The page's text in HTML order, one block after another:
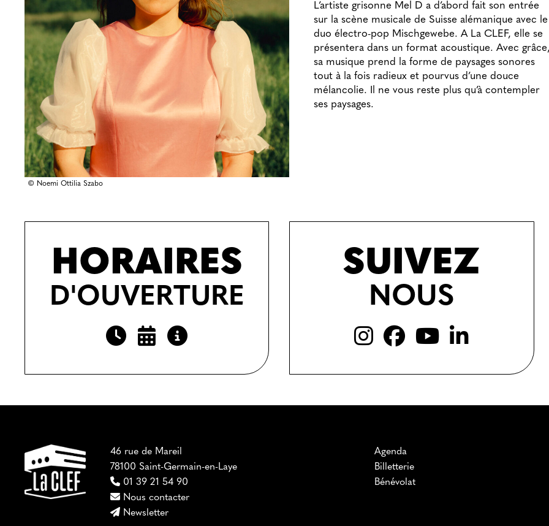
© Noemi Ottilia Szabo
L’artiste grisonne Mel D a d’abord fait son entrée
sur la scène musicale de Suisse alémanique avec le
duo électro-pop Mischgewebe. A La CLEF, elle se
présentera dans un format acoustique. Avec
sa musique prend la forme de paysages sonores
tout à la fois radieux et pourvus d’une douce
mélancolie. Il ne vous reste plus qu’à contempler
ses paysages.
HORAIRES
D'OUVERTURE
SUIVEZ
NOUS
46 rue de Mareil
78100 Saint-Germain-en-Laye
01 39 21 54 90
Nous contacter
Newsletter
Agenda
Billetterie
Bénévolat